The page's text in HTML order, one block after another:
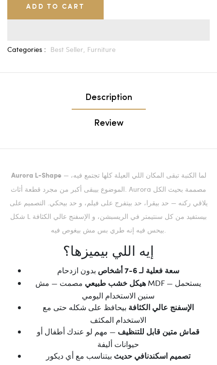
ADD TO CART
Categories : Best Seller, Furniture
Description
Review
Aurora L-Shape — لما الكنبة تبقى المكان اللي العيلة كلها تجتمع فيه،
الموضوع بيبقى أكبر من مجرد قطعة أثاث. Aurora مصممة بحيث الكل
يلاقي ركنه — حد بيقرا، حد بيتفرج على فيلم، و حد بيحكي. التصميم على
شكل L بيستفيد من كل سنتيمتر في الريسبشن، و الإسفنج عالي الكثافة
بيحس فيه إنه طري بس مش بيغوص فيه.
إيه اللي بيميزها؟
سعة فعلية لـ 6-7 أشخاص بدون ازدحام
هيكل خشب طبيعي مصمت — مش MDF — يستحمل
سنين الاستخدام اليومي
الإسفنج عالي الكثافة بيحافظ على شكله حتى مع
الاستخدام المكثف
قماش متين قابل للتنظيف — مهم لو عندك أطفال أو
حيوانات أليفة
تصميم اسكندنافي حديث بيتناسب مع أي ديكور